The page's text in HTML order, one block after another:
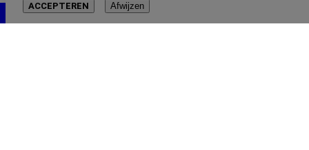
ACCEPTEREN Afwijzen
Cookie toestemming